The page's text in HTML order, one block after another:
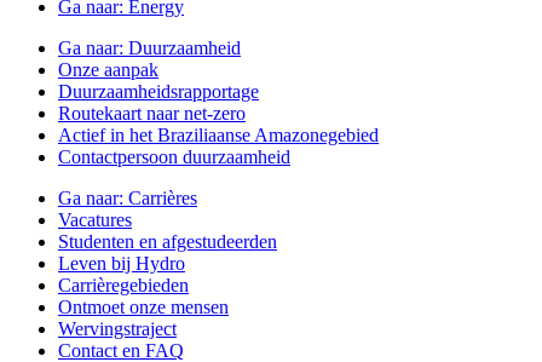
Ga naar: Energy
Ga naar: Duurzaamheid
Onze aanpak
Duurzaamheidsrapportage
Routekaart naar net-zero
Actief in het Braziliaanse Amazonegebied
Contactpersoon duurzaamheid
Ga naar: Carrières
Vacatures
Studenten en afgestudeerden
Leven bij Hydro
Carrièregebieden
Ontmoet onze mensen
Wervingstraject
Contact en FAQ